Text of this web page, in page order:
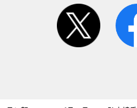
twitter